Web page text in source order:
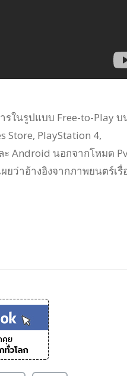
รในรูปแบบ Free-to-Play บ
Store, PlayStation 4,
ะ Android นอกจากโหมด
ยว่าอ้างอิงจากภาพยนตร์เรื่